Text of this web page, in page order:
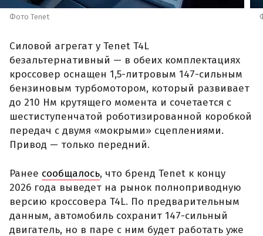
Фото Tenet
Силовой агрегат у Tenet T4L
безальтернативный — в обеих комплектациях
кроссовер оснащен 1,5-литровым 147-сильным
бензиновым турбомотором, который развивает
до 210 Нм крутящего момента и сочетается с
шестиступенчатой роботизированной коробкой
передач с двумя «мокрыми» сцеплениями.
Привод — только передний.
Ранее сообщалось, что бренд Tenet к концу
2026 года выведет на рынок полноприводную
версию кроссовера T4L. По предварительным
данным, автомобиль сохранит 147-сильный
двигатель, но в паре с ним будет работать уже